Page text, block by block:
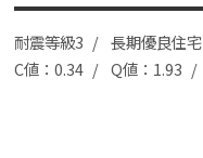
耐震等級3 長期優良住宅
C値：0.34
Q値：1.93